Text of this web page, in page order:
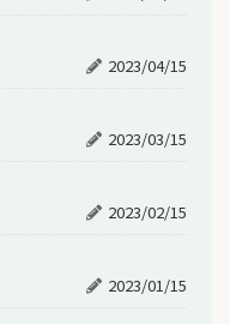
2023/04/15
2023/03/15
2023/02/15
2023/01/15